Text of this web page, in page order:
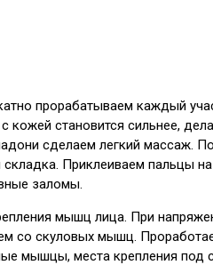
прорабатываем каждый
становится сильнее,
сделаем легкий массаж.
Приклеиваем пальцы
заломы.
мышц лица. При
со скуловых мышц.
мышцы, места крепления под